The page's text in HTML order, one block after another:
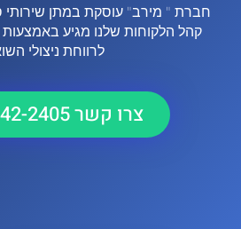
חברת " מירב" עוסקת במתן שירותי
קהל הלקוחות שלנו מגיע באמצעות
לרווחת ניצולי
צרו קשר 02-642-2405